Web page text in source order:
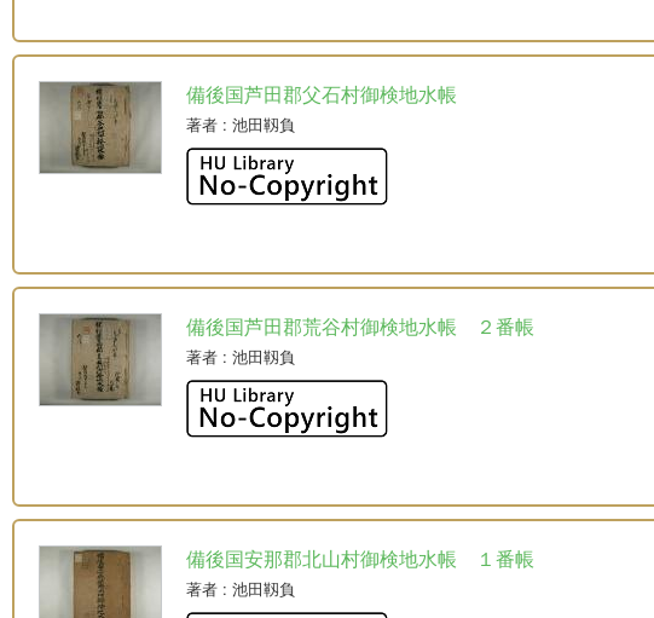
備後国芦田郡父石村御検地水帳
著者: 池田靱負
備後国芦田郡荒谷村御検地水帳 ２番帳
著者: 池田靱負
備後国安那郡北山村御検地水帳 １番帳
著者: 池田靱負